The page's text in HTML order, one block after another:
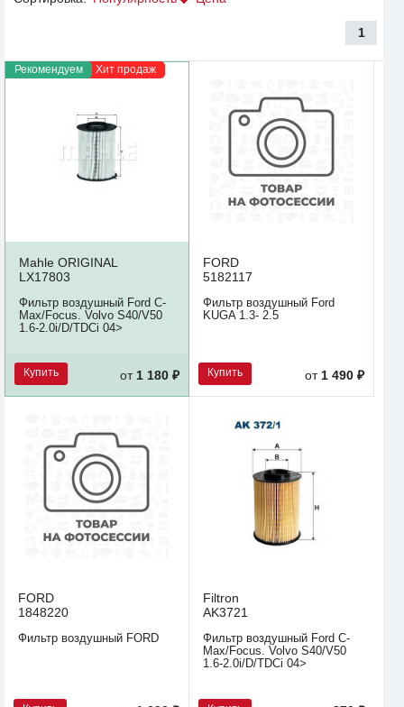
1
Рекомендуем Хит продаж
Mahle ORIGINAL
LX17803
Фильтр воздушный Ford C-
Max/Focus. Volvo S40/V50
1.6-2.0i/D/TDCi 04>
Купить от 1 180 ₽
FORD
5182117
Фильтр воздушный Ford
KUGA 1.3- 2.5
Купить от 1 490 ₽
FORD
1848220
Фильтр воздушный FORD
Filtron
AK3721
Фильтр воздушный Ford C-
Max/Focus. Volvo S40/V50
1.6-2.0i/D/TDCi 04>